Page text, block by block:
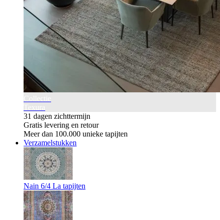
31 dagen zichttermijn
Gratis levering en retour
Meer dan 100.000 unieke tapijten
Verzamelstukken
Nain 6/4 La tapijten